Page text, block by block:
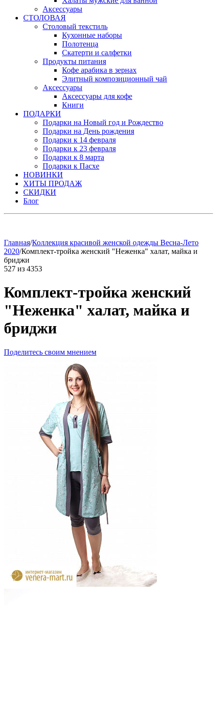
Аксессуары
СТОЛОВАЯ
Столовый текстиль
Кухонные наборы
Полотенца
Скатерти и салфетки
Продукты питания
Кофе арабика в зернах
Элитный композиционный чай
Аксессуары
Аксессуары для кофе
Книги
ПОДАРКИ
Подарки на Новый год и Рождество
Подарки на День рождения
Подарки к 14 февраля
Подарки к 23 февраля
Подарки к 8 марта
Подарки к Пасхе
НОВИНКИ
ХИТЫ ПРОДАЖ
СКИДКИ
Блог
Главная/Коллекция красивой женской одежды Весна-Лето
2020/Комплект-тройка женский "Неженка" халат, майка и
бриджи
527 из 4353
Комплект-тройка женский
"Неженка" халат, майка и
бриджи
Поделитесь своим мнением